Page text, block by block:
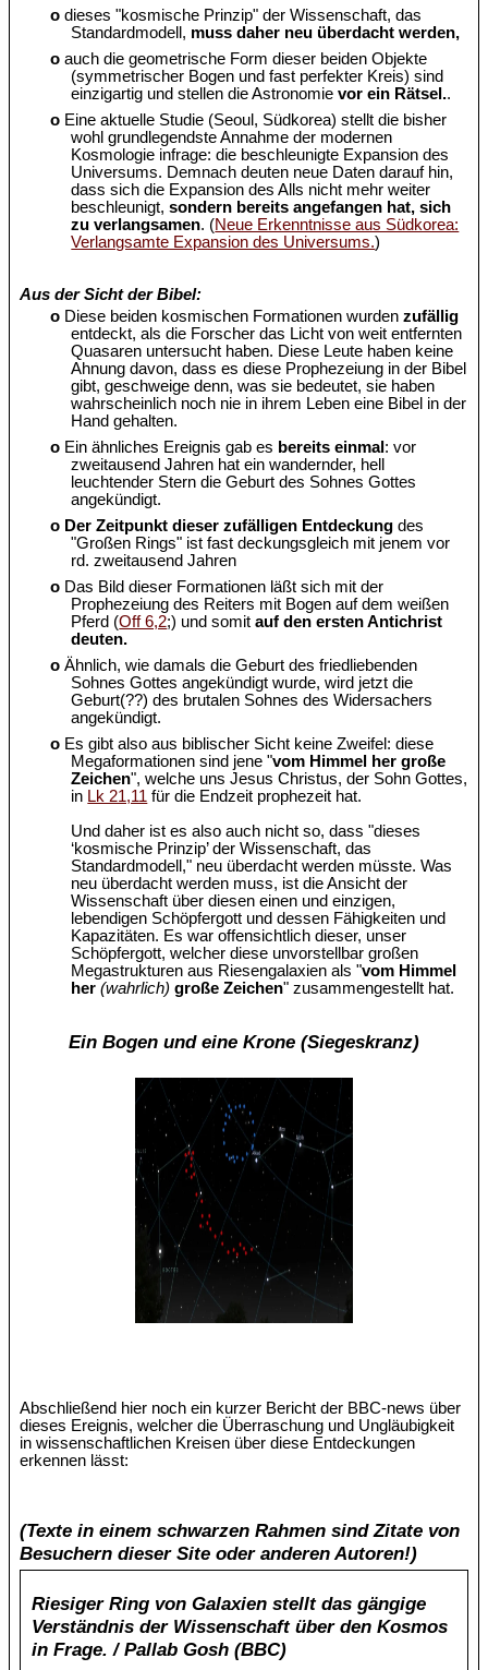
o dieses "kosmische Prinzip" der Wissenschaft, das
Standardmodell, muss daher neu überdacht werden,
o auch die geometrische Form dieser beiden Objekte
(symmetrischer Bogen und fast perfekter Kreis) sind
einzigartig und stellen die Astronomievor ein Rätsel..
o Eine aktuelle Studie (Seoul, Südkorea) stellt die bisher
wohl grundlegendste Annahme der modernen
Kosmologie infrage: die beschleunigte Expansion des
Universums. Demnach deuten neue Daten darauf hin,
dass sich die Expansion des Alls nicht mehr weiter
beschleunigt,sondern bereits angefangen hat, sich
zu verlangsamen. (Neue Erkenntnisse aus Südkorea:
Verlangsamte Expansion des Universums.)
Aus der Sicht der Bibel:
o Diese beiden kosmischen Formationen wurdenzufällig
entdeckt, als die Forscher das Licht von weit entfernten
Quasaren untersucht haben. Diese Leute haben keine
Ahnung davon, dass es diese Prophezeiung in der Bibel
gibt, geschweige denn, was sie bedeutet, sie haben
wahrscheinlich noch nie in ihrem Leben eine Bibel in der
Hand gehalten.
o Ein ähnliches Ereignis gab es bereits einmal : vor
zweitausend Jahren hat ein wandernder, hell
leuchtender Stern die Geburt des Sohnes Gottes
angekündigt.
o Der Zeitpunkt dieser zufälligen Entdeckung des
"Großen Rings" ist fast deckungsgleich mit jenem vor
rd. zweitausend Jahren
o Das Bild dieser Formationen läßt sich mit der
Prophezeiung des Reiters mit Bogen auf dem weißen
Pferd (Off 6,2;) und somitauf den ersten Antichrist
deuten.
o Ähnlich, wie damals die Geburt des friedliebenden
Sohnes Gottes angekündigt wurde, wird jetzt die
Geburt(??) des brutalen Sohnes des Widersachers
angekündigt.
o Es gibt also aus biblischer Sicht keine Zweifel: diese
Megaformationen sind jene "vom Himmel her große
Zeichen", welche uns Jesus Christus, der Sohn Gottes,
in Lk 21,11 für die Endzeit prophezeit hat.
Und daher ist es also auch nicht so, dass "dieses
‘kosmische Prinzip’ der Wissenschaft, das
Standardmodell," neu überdacht werden müsste. Was
neu überdacht werden muss, ist die Ansicht der
Wissenschaft über diesen einen und einzigen,
lebendigen Schöpfergott und dessen Fähigkeiten und
Kapazitäten. Es war offensichtlich dieser, unser
Schöpfergott, welcher diese unvorstellbar großen
Megastrukturen aus Riesengalaxien als "vom Himmel
her(wahrlich) große Zeichen" zusammengestellt hat.
Ein Bogen und eine Krone (Siegeskranz)
Abschließend hier noch ein kurzer Bericht der BBC-news über
dieses Ereignis, welcher die Überraschung und Ungläubigkeit
in wissenschaftlichen Kreisen über diese Entdeckungen
erkennen lässt:
(Texte in einem schwarzen Rahmen sind Zitate von
Besuchern dieser Site oder anderen Autoren!)
Riesiger Ring von Galaxien stellt das gängige
Verständnis der Wissenschaft über den Kosmos
in Frage. / Pallab Gosh (BBC)